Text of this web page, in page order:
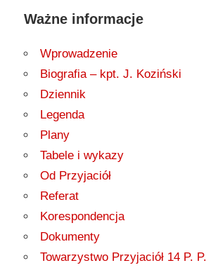
Ważne informacje
Wprowadzenie
Biografia – kpt. J. Koziński
Dziennik
Legenda
Plany
Tabele i wykazy
Od Przyjaciół
Referat
Korespondencja
Dokumenty
Towarzystwo Przyjaciół 14 P. P.